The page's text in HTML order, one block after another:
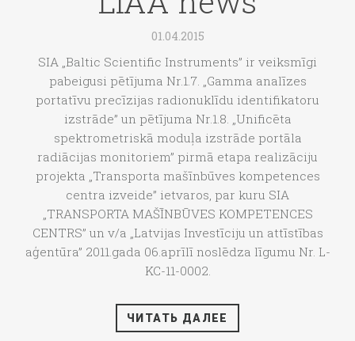
01.04.2015
SIA „Baltic Scientific Instruments” ir veiksmīgi
pabeigusi pētījuma Nr.1.7. „Gamma analīzes
portatīvu precīzijas radionuklīdu identifikatoru
izstrāde” un pētījuma Nr.1.8. „Unificēta
spektrometriskā moduļa izstrāde portāla
radiācijas monitoriem” pirmā etapa realizāciju
projekta „Transporta mašīnbūves kompetences
centra izveide” ietvaros, par kuru SIA
„TRANSPORTA MAŠĪNBŪVES KOMPETENCES
CENTRS” un v/a „Latvijas Investīciju un attīstības
aģentūra” 2011.gada 06.aprīlī noslēdza līgumu Nr. L-
KC-11-0002.
ЧИТАТЬ ДАЛЕЕ